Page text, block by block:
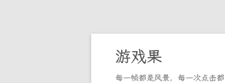
游戏果
每一帧都是风景，每一次点击都